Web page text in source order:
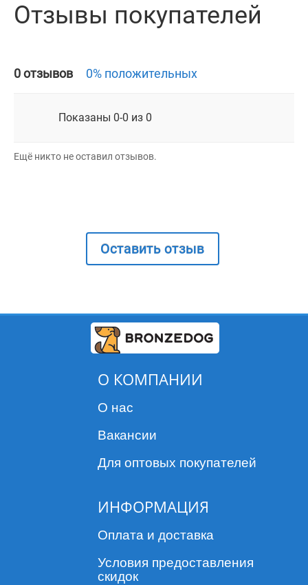
Отзывы покупателей
0 отзывов 0% положительных
Показаны 0-0 из 0
Ещё никто не оставил отзывов.
Оставить отзыв
О КОМПАНИИ
О нас
Вакансии
Для оптовых покупателей
ИНФОРМАЦИЯ
Оплата и доставка
Условия предоставления
скидок